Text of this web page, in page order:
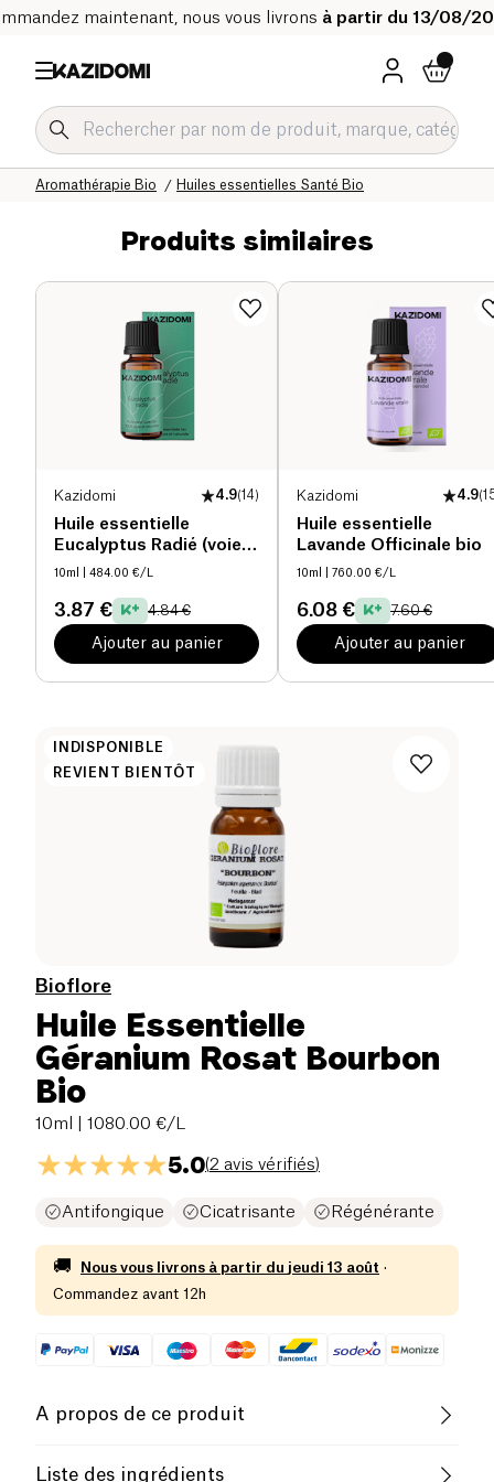
maintenant, nous vous livrons à partir du 13/08/
Huiles essentielles Santé Bio
Aromathérapie Bio
Bien-être & Santé
Notre catalogue bio
Accueil
Produits similaires
Kazidomi 4.9(14)
Huile essentielle
Eucalyptus Radié (voies
respiratoires) bio
10ml | 484.00 €/L
3.87 € 4.84 €
Ajouter au panier
Kazidomi 4.9(
Huile essentielle
Lavande Officinale bio
10ml | 760.00 €/L
6.08 € 7.60 €
Ajouter au panier
INDISPONIBLE
REVIENT BIENTÔT
Bioflore
Huile Essentielle
Géranium Rosat Bourbon
Bio
10ml | 1080.00 €/L
5.0(2 avis vérifiés)
Antifongique Cicatrisante Régénérante
🚚 Nous vous livrons à partir du jeudi 13 août ·
Commandez avant 12h
A propos de ce produit
Biologique Supports Charity
Liste des ingrédients